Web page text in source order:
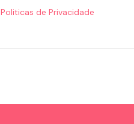
Politicas de Privacidade